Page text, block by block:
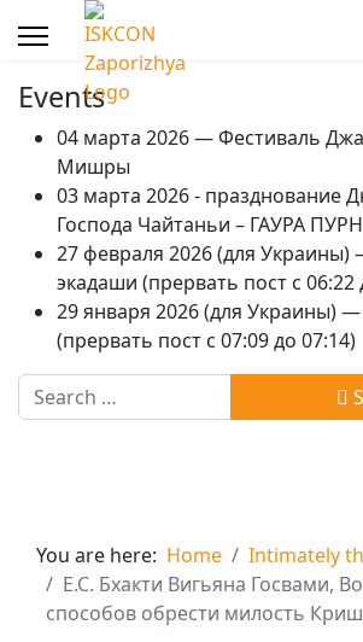
Events
04 марта 2026 — Фестиваль
Мишры
03 марта 2026 - празднование
Господа Чайтаньи – ГАУРА
27 февраля 2026 (для Украины)
экадаши (прервать пост с 06:22
29 января 2026 (для Украины)
(прервать пост с 07:09 до 07:14)
Search
You are here: Home
Intimately
Е.С. Бхакти Вигьяна Госвами,
способов обрести милость